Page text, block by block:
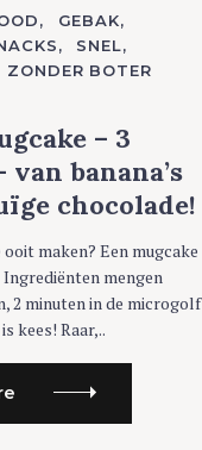
GEBAK
SNEL
ZONDER BOTER
– 3
banana’s
chocolade!
maken? Een mugcake
mengen
2 minuten in de microgolf
kees! Raar,..